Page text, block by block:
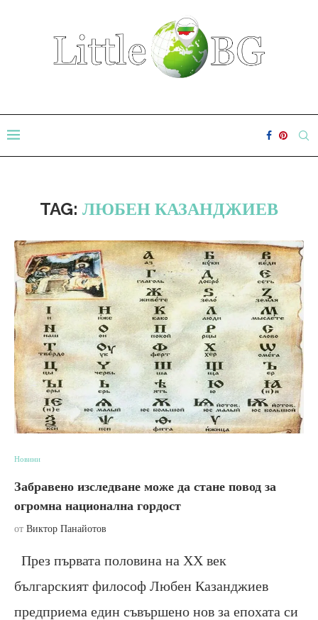
TAG: ЛЮБЕН КАЗАНДЖИЕВ
Новини
Забравено изследване може да стане повод за
огромна национална гордост
от Виктор Панайотов
През първата половина на ХХ век
българският философ Любен Казанджиев
предприема един съвършено нов за епохата си